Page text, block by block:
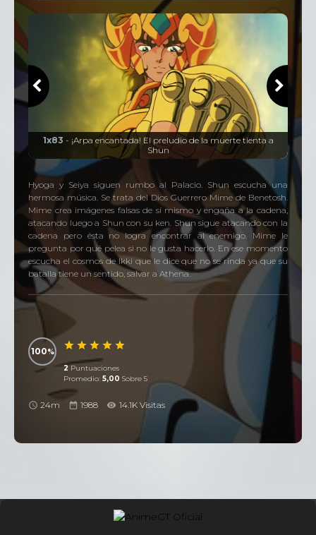
1x83 - ¡Arpa encantada! El preludio de la muerte tienta a
Shun
Hyoga y Seiya siguen rumbo al Palacio. Shun escucha una
hermosa música. Se trata del Dios Guerrero Mime de Benetosh.
Mime crea imágenes falsas de sí mismo y engaña a la cadena,
atacando luego a Shun con su ken. Shun sigue atacando con la
cadena pero ésta no logra encontrar al enemigo. Mime le
pregunta por qué pelea si no le gusta hacerlo. En ese momento
escucha el cosmos de Ikki que le dice que no se rinda ya que su
batalla tiene un sentido, salvar a Athena.
100
2 Puntuaciones
Promedio: 5,00 Sobre 5
24m 1988 14.1K Visitas